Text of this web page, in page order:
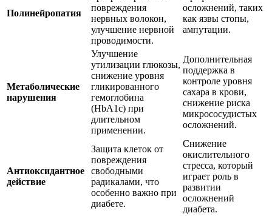
Полинейропатия
повреждения
нервных волокон,
улучшение нервной
проводимости.
осложнений, таких
как язвы стопы,
ампутации.
Метаболические
нарушения
Улучшение
утилизации глюкозы,
снижение уровня
гликированного
гемоглобина
(HbA1c) при
длительном
применении.
Дополнительная
поддержка в
контроле уровня
сахара в крови,
снижение риска
микрососудистых
осложнений.
Антиоксидантное
действие
Защита клеток от
повреждения
свободными
радикалами, что
особенно важно при
диабете.
Снижение
окислительного
стресса, который
играет роль в
развитии
осложнений
диабета.